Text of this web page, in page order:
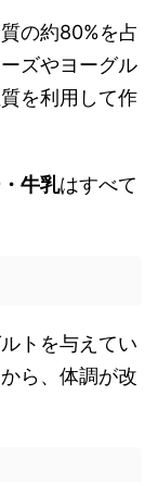
の約80%を占
ズやヨーグル
を利用して作
牛乳はすべて
トを与えてい
ら、体調が改